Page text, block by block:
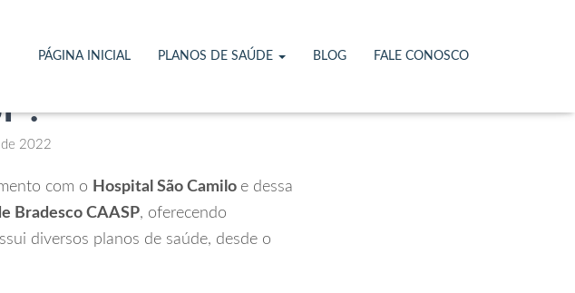
PÁGINA INICIAL PLANOS DE SAÚDE BLOG FALE CONOSCO
o Plano de
2022
com o Hospital São Camilo e dessa
Bradesco CAASP, oferecendo
diversos planos de saúde, desde o